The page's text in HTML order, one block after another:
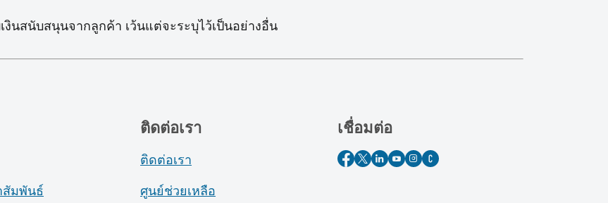
นสนับสนุนจากลูกค้า เว้นแต่จะระบุไว้เป็นอย่างอื่น
สัมพันธ์
ติดต่อเรา
ติดต่อเรา
ศูนย์ช่วยเหลือ
เชื่อมต่อ